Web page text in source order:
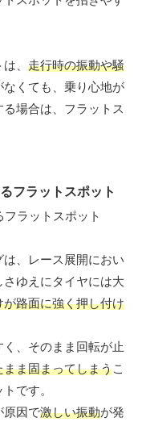
、 走行時の振動や騒
くても、乗り心地が
場合は、フラットス
フラットスポット
、レース展開におい
ゆえにタイヤには大
路面に強く押し付け
、そのまま回転が止
ま固まってしまうこ
です。
原因で激しい振動が発